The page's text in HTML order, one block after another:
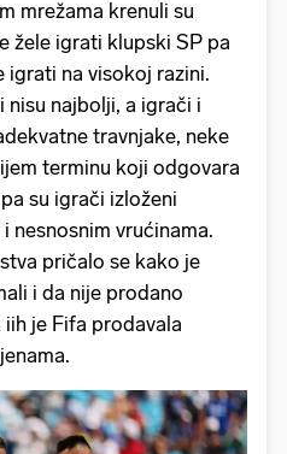
mrežama krenuli su
žele igrati klupski SP pa
igrati na visokoj razini.
nisu najbolji, a igrači i
travnjake, neke
terminu koji odgovara
su igrači izloženi
nesnosnim vrućinama.
pričalo se kako je
i da nije prodano
je Fifa prodavala